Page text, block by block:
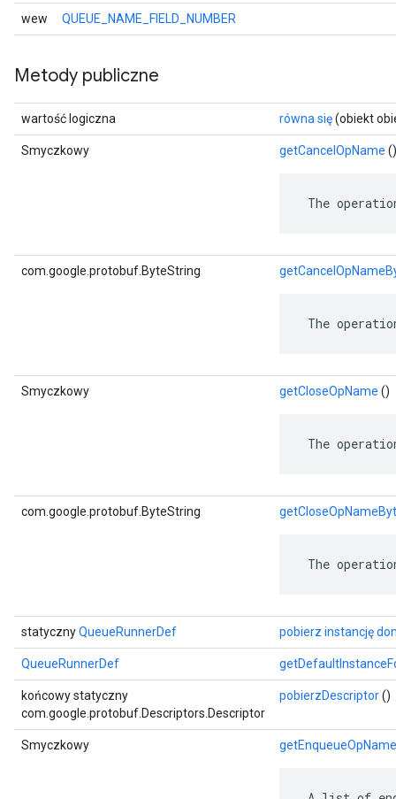
wew QUEUE_NAME_FIELD_NUMBER
Metody publiczne
wartość logiczna równa się(obiekt
Smyczkowy getCancelOpName ()
The
com.google.protobuf.ByteString
The
Smyczkowy getCloseOpName ()
The
com.google.protobuf.ByteString
The
statycznyQueueRunnerDef pobierz instancję
QueueRunnerDef
końcowy statyczny
com.google.protobuf.Descriptors.Descriptor
pobierzDescriptor()
Smyczkowy getEnqueueOpName